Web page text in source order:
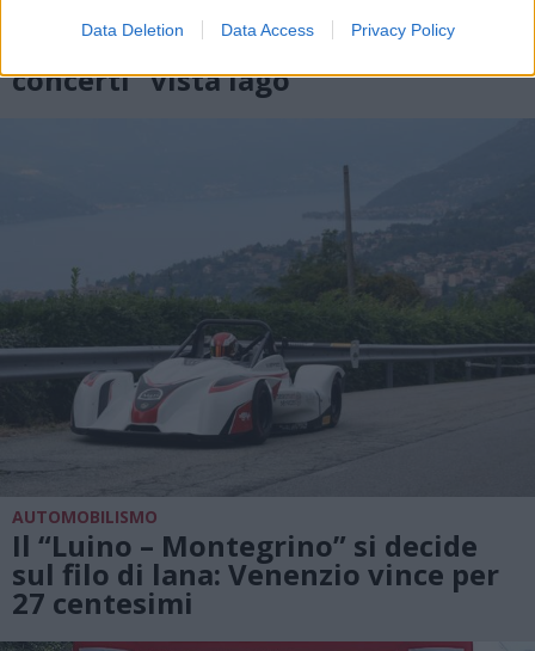
Data Deletion Data Access Privacy Policy
Da Germignaga a Brezzo di Bedero:
torna Jazz in Maggiore con quattro
concerti “vista lago”
AUTOMOBILISMO
Il “Luino – Montegrino” si decide
sul filo di lana: Venenzio vince per
27 centesimi